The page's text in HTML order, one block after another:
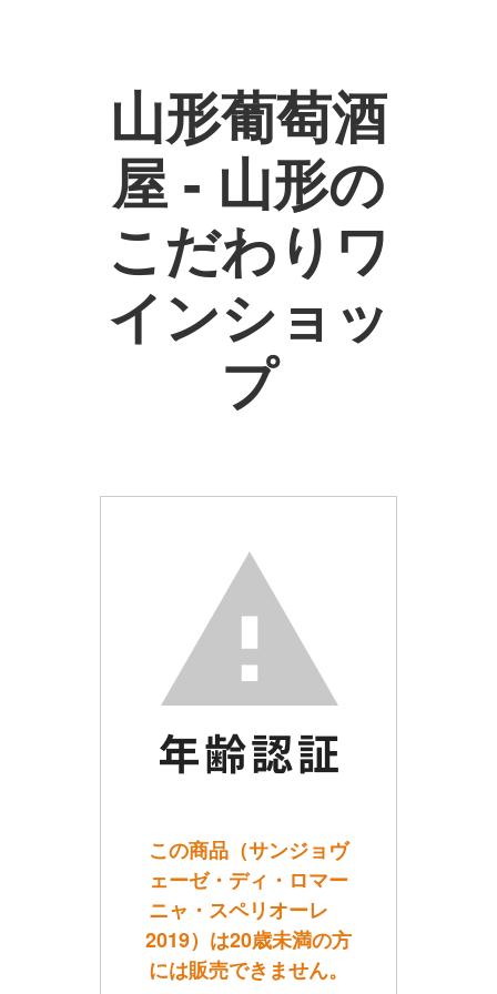
山形葡萄酒
屋 - 山形の
こだわりワ
インショッ
プ
この商品（サンジョヴ
ェーゼ・ディ・ロマー
ニャ・スペリオーレ
2019）は20歳未満の方
には販売できません。